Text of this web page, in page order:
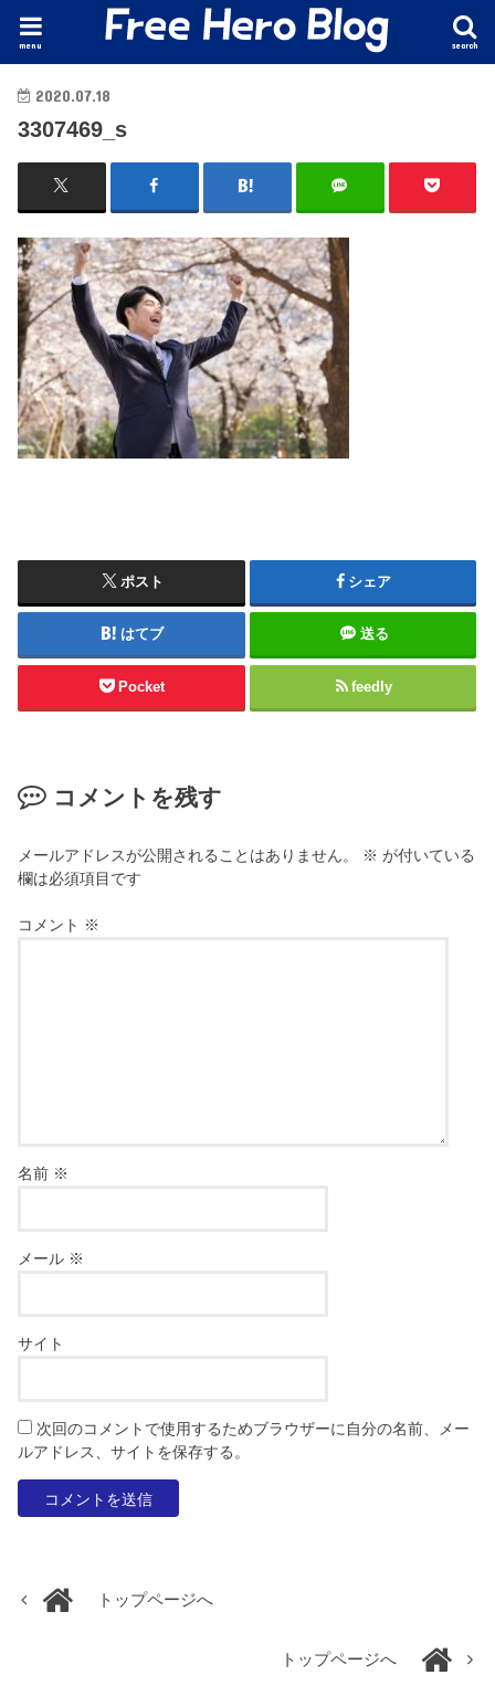
search
menu
2020.07.18
3307469_s
ポスト シェア
はてブ 送る
Pocket feedly
コメントを残す
メールアドレスが公開されることはありません。 ※ が付いている
欄は必須項目です
コメント ※
名前 ※
メール ※
サイト
次回のコメントで使用するためブラウザーに自分の名前、メー
ルアドレス、サイトを保存する。
トップページへ
トップページへ